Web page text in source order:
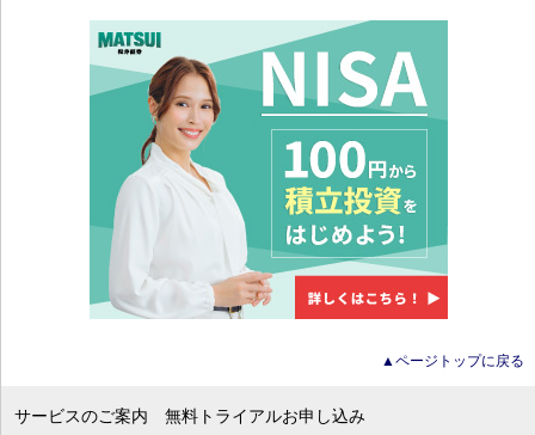
▲ページトップに戻る
サービスのご案内 無料トライアルお申し込み